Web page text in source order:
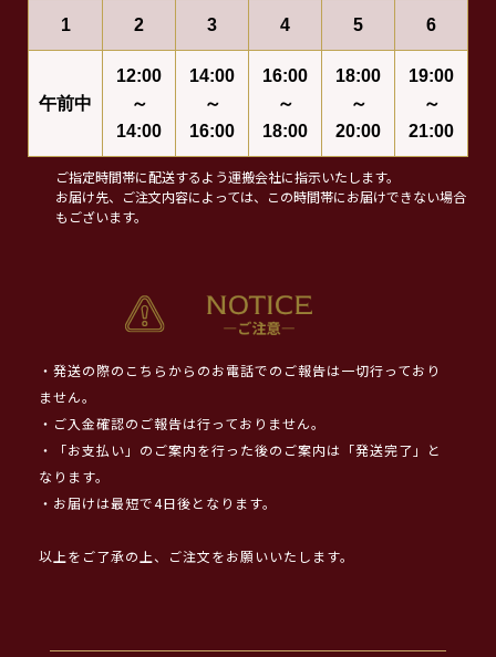
1 2 3 4 5 6
午前中
12:00
～
14:00
14:00
～
16:00
16:00
～
18:00
18:00
～
20:00
19:00
～
21:00
ご指定時間帯に配送するよう運搬会社に指示いたします。
お届け先、ご注文内容によっては、この時間帯にお届けできない場合
もございます。
・発送の際のこちらからのお電話でのご報告は一切行っており
ません。
・ご入金確認のご報告は行っておりません。
・「お支払い」のご案内を行った後のご案内は「発送完了」と
なります。
・お届けは最短で4日後となります。
以上をご了承の上、ご注文をお願いいたします。